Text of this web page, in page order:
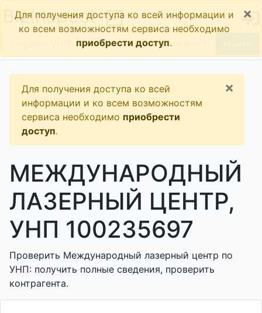
BizInspect
Для получения доступа ко всей информации и
ко всем возможностям сервиса необходимо
приобрести доступ.
×
Для получения доступа ко всей
информации и ко всем возможностям
сервиса необходимо приобрести
доступ.
×
МЕЖДУНАРОДНЫЙ
ЛАЗЕРНЫЙ ЦЕНТР,
УНП 100235697
Проверить Международный лазерный центр по
УНП: получить полные сведения, проверить
контрагента.